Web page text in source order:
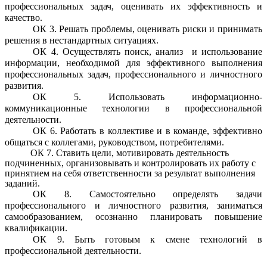
профессиональных задач, оценивать их эффективность и
качество.
ОК 3. Решать проблемы, оценивать риски и принимать
решения в нестандартных ситуациях.
ОК 4. Осуществлять поиск, анализ и использование
информации, необходимой для эффективного выполнения
профессиональных задач, профессионального и личностного
развития.
ОК 5. Использовать информационно-
коммуникационные технологии в профессиональной
деятельности.
ОК 6. Работать в коллективе и в команде, эффективно
общаться с коллегами, руководством, потребителями.
ОК 7. Ставить цели, мотивировать деятельность
подчиненных, организовывать и контролировать их работу с
принятием на себя ответственности за результат выполнения
заданий.
ОК 8. Самостоятельно определять задачи
профессионального и личностного развития, заниматься
самообразованием, осознанно планировать повышение
квалификации.
ОК 9. Быть готовым к смене технологий в
профессиональной деятельности.